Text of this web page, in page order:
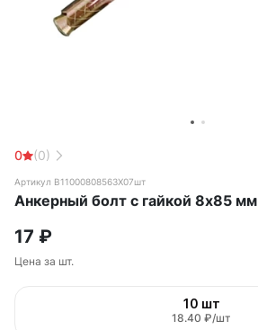
0 (0)
Артикул B11000808563X07шт
Анкерный болт с гайкой 8х85 мм
17 ₽
Цена за шт.
10 шт
18.40 ₽/шт